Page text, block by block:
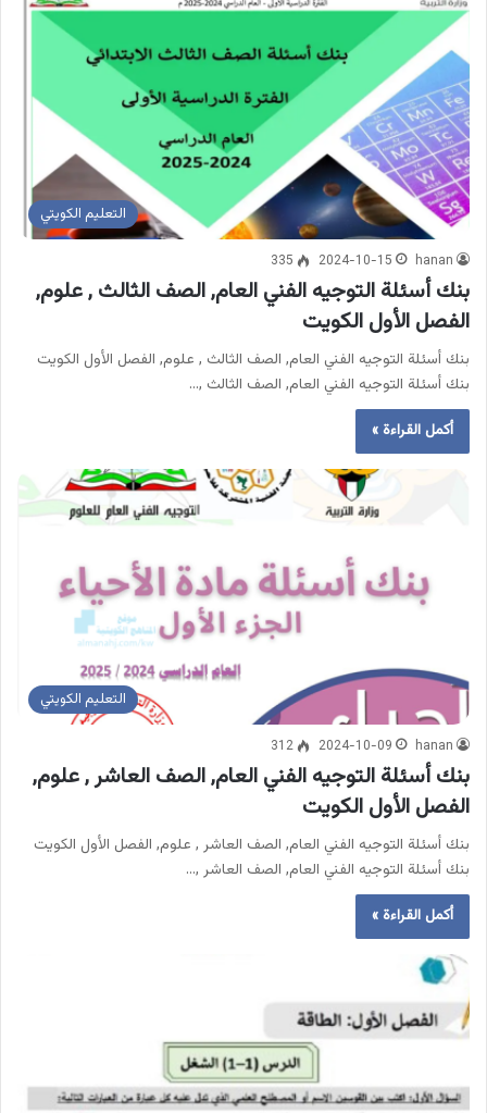
التعليم الكويتي
hanan
2024-10-15
335
بنك أسئلة التوجيه الفني العام, الصف الثالث , علوم,
الفصل الأول الكويت
بنك أسئلة التوجيه الفني العام, الصف الثالث , علوم, الفصل الأول الكويت
بنك أسئلة التوجيه الفني العام, الصف الثالث ,…
أكمل القراءة »
التعليم الكويتي
hanan
2024-10-09
312
بنك أسئلة التوجيه الفني العام, الصف العاشر , علوم,
الفصل الأول الكويت
بنك أسئلة التوجيه الفني العام, الصف العاشر , علوم, الفصل الأول الكويت
بنك أسئلة التوجيه الفني العام, الصف العاشر ,…
أكمل القراءة »